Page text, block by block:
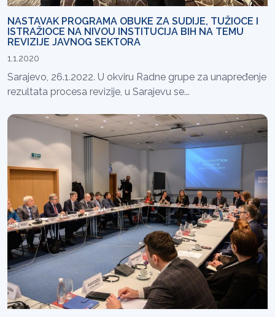
NASTAVAK PROGRAMA OBUKE ZA SUDIJE, TUŽIOCE I
ISTRAŽIOCE NA NIVOU INSTITUCIJA BIH NA TEMU
REVIZIJE JAVNOG SEKTORA
1.1.2020
Sarajevo, 26.1.2022. U okviru Radne grupe za unapređenje
rezultata procesa revizije, u Sarajevu se...